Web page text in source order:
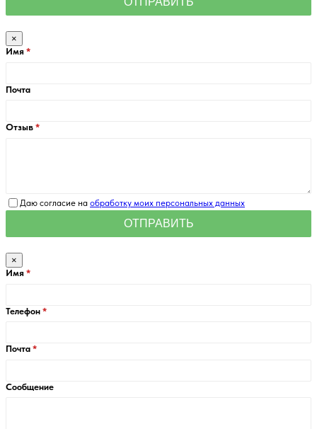
×
Имя
Почта
Отзыв
Даю согласие на обработку моих персональных данных
×
Имя
Телефон
Почта
Сообщение